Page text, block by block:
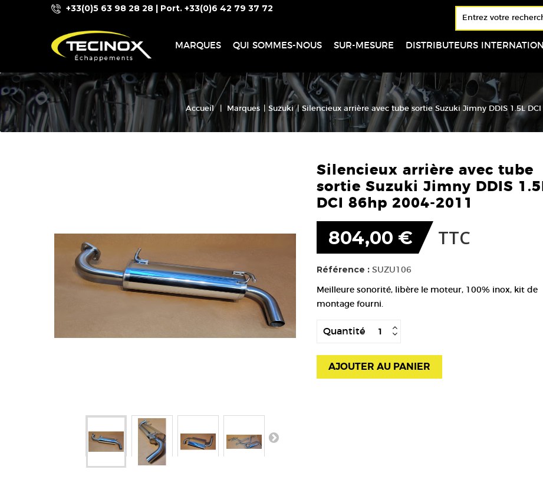
+33(0)5 63 98 28 28 | Port. +33(0)6 42 79 37 72
MARQUES QUI SOMMES-NOUS SUR-MESURE DISTRIBUTEURS
Accueil Marques Suzuki | Silencieux arrière avec tube sortie Suzuki Jimny DDIS 1.5L DCI
Silencieux arrière avec tube
sortie Suzuki Jimny DDIS
DCI 86hp 2004-2011
804,00 € TTC
Référence : SUZU106
Meilleure sonorité, libère le moteur, 100% inox, kit de
montage fourni.
Quantité
AJOUTER AU PANIER